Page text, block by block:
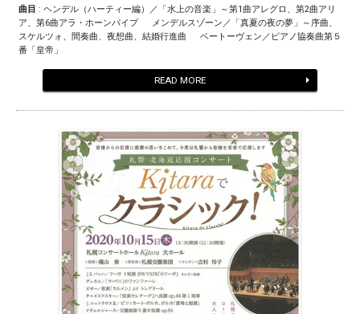
曲目 : ヘンデル（ハーティー編）／「水上の音楽」～第1曲アレグロ、第2曲アリ
ア、第6曲アラ・ホーンパイプ メンデルスゾーン／「真夏の夜の夢」～序曲、
スケルツォ、間奏曲、夜想曲、結婚行進曲 ベートーヴェン／ピアノ協奏曲第５
番「皇帝」
READ MORE